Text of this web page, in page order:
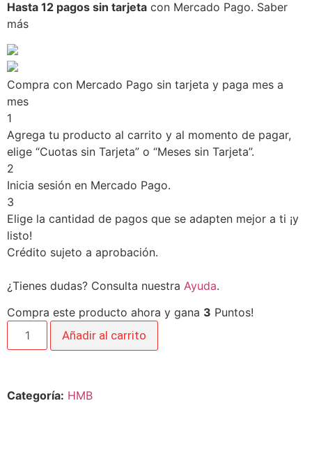
Hasta 12 pagos sin tarjeta con Mercado Pago. Saber
más
Compra con Mercado Pago sin tarjeta y paga mes a
mes
1
Agrega tu producto al carrito y al momento de pagar,
elige “Cuotas sin Tarjeta” o “Meses sin Tarjeta”.
2
Inicia sesión en Mercado Pago.
3
Elige la cantidad de pagos que se adapten mejor a ti ¡y
listo!
Crédito sujeto a aprobación.
¿Tienes dudas? Consulta nuestra Ayuda.
Compra este producto ahora y gana 3 Puntos!
Añadir al carrito
Categoría: HMB